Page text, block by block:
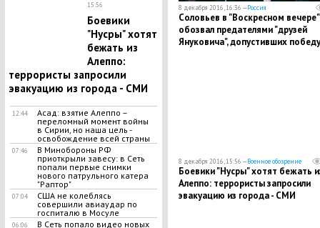
15:56
Боевики
"Нусры" хотят
бежать из
Алеппо:
террористы запросили
эвакуацию из города - СМИ
12:44
Асад: взятие Алеппо –
переломный момент войны
в Сирии, но наша цель -
освобождение всей страны
07:46
В Минобороны РФ
приоткрыли завесу: в Сеть
попали первые снимки
нового патрульного катера
"Раптор"
07:04
США не колеблясь
совершили авиаудар по
госпиталю в Мосуле
06:06
В Сеть попало видео новых
8 декабря 2016, 16:36 —Россия
Соловьев в "Воскресном вечере"
обозвал предателями "друзей
Януковича", допустивших победу
8 декабря 2016, 15:56 —Военное обозрение
Боевики "Нусры" хотят бежать
Алеппо: террористы запросили
эвакуацию из города - СМИ